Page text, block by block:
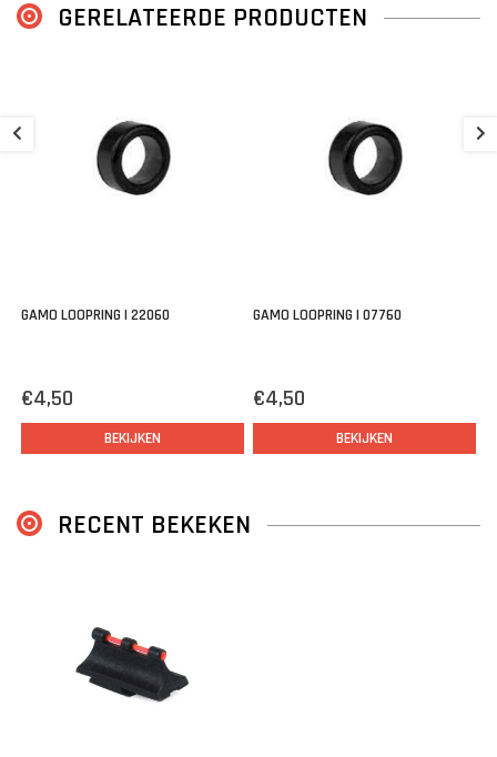
GERELATEERDE PRODUCTEN
GAMO LOOPRING | 22060
€4,50
BEKIJKEN
GAMO LOOPRING | 07760
€4,50
BEKIJKEN
RECENT BEKEKEN